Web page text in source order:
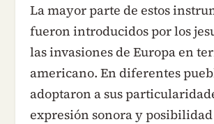
La mayor parte de estos
fueron introducidos por los
las invasiones de Europa en
americano. En diferentes
adoptaron a sus
expresión sonora y